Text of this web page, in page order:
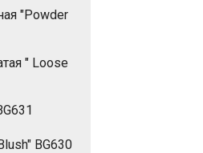
"Powder
" Loose
BG630